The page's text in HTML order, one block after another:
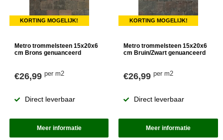
KORTING MOGELIJK!
Metro trommelsteen 15x20x6
cm Brons genuanceerd
€26,99 per m2
Direct leverbaar
Meer informatie
KORTING MOGELIJK!
Metro trommelsteen 15x20x6
cm Bruin/Zwart genuanceerd
€26,99per m2
Direct leverbaar
Meer informatie